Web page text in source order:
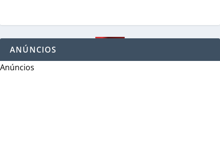
ANÚNCIOS
Anúncios